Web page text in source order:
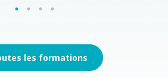
les formations